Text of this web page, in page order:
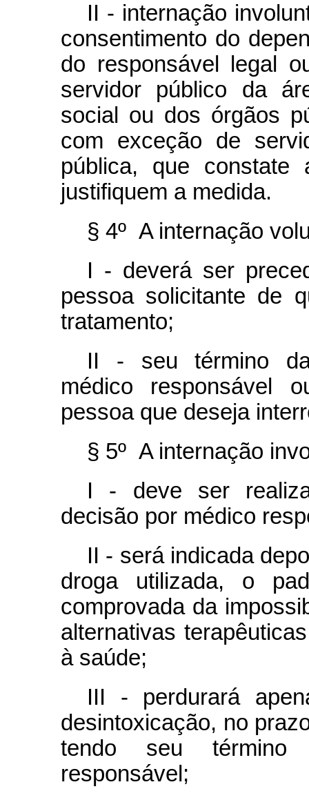
II - internação
consentimento do
do responsável legal
servidor público da
social ou dos órgãos
com exceção de
pública, que
justifiquem a medida.
§ 4º A internação
I - deverá ser
pessoa solicitante de
tratamento;
II - seu término
médico responsável
pessoa que deseja
§ 5º A internação
I - deve ser
decisão por médico
II - será indicada
droga utilizada, o
comprovada da
alternativas
à saúde;
III - perdurará
desintoxicação, no
tendo seu término
responsável;